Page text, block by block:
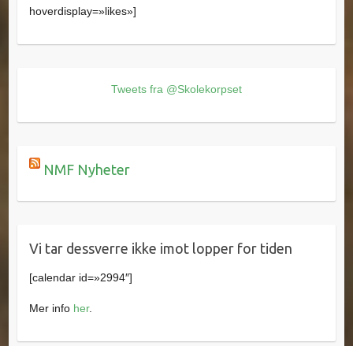
hoverdisplay=»likes»]
Tweets fra @Skolekorpset
NMF Nyheter
Vi tar dessverre ikke imot lopper for tiden
[calendar id=»2994″]
Mer info her.